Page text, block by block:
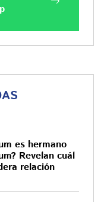
es hermano
Revelan cuál
relación